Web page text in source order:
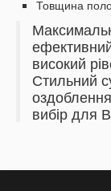
Товщина
високий
Стильний
вибір для